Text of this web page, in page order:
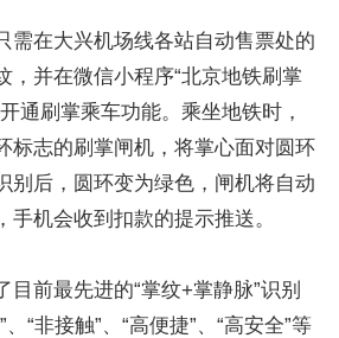
需在大兴机场线各站自动售票处的
，并在微信小程序“北京地铁刷掌
通刷掌乘车功能。乘坐地铁时，
标志的刷掌闸机，将掌心面对圆环
别后，圆环变为绿色，闸机将自动
手机会收到扣款的提示推送。
目前最先进的“掌纹+掌静脉”识别
“非接触”、“高便捷”、“高安全”等